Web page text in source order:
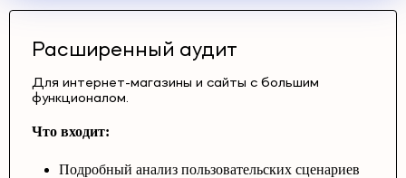
Расширенный аудит
Для интернет-магазины и сайты с большим
функционалом.
Что входит:
Подробный анализ пользовательских сценариев